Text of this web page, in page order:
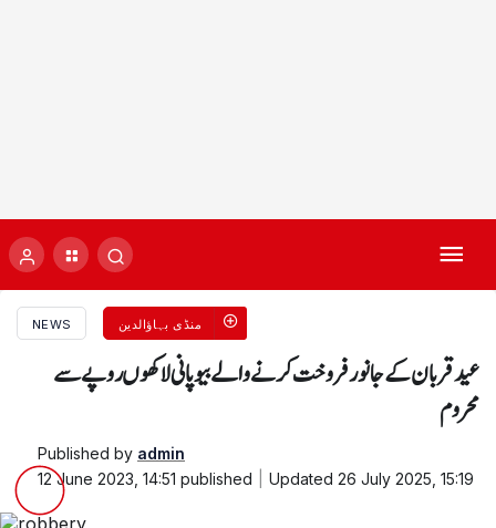
NEWS منڈی بہاؤالدین
عید قربان کے جانور فروخت کرنے والے بیوپانی لاکھوں روپے سے
محروم
Published by admin
12 June 2023, 14:51 published Updated 26 July 2025, 15:19